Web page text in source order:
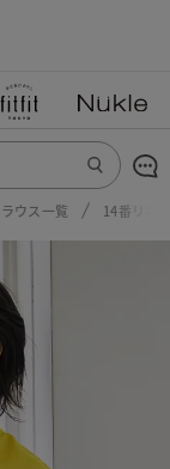
ウス一覧 14番リネ